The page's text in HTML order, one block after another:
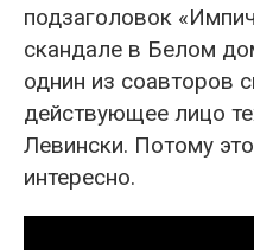
подзаголовок
скандале в Белом
однин из соавторов
действующее лицо
Левински. Потому
интересно.